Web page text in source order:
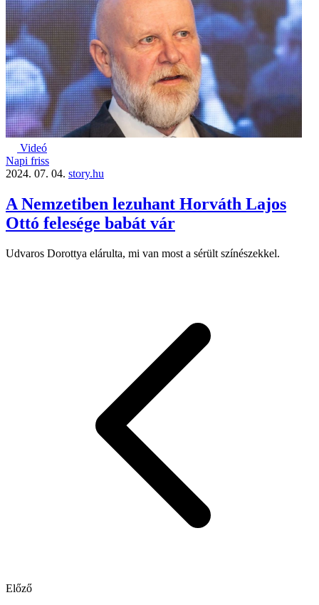
Videó
Napi friss
2024. 07. 04. story.hu
A Nemzetiben lezuhant Horváth Lajos
Ottó felesége babát vár
Udvaros Dorottya elárulta, mi van most a sérült színészekkel.
Előző